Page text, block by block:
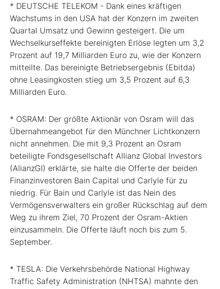
* DEUTSCHE TELEKOM - Dank eines kräftigen
Wachstums in den USA hat der Konzern im zweiten
Quartal Umsatz und Gewinn gesteigert. Die um
Wechselkurseffekte bereinigten Erlöse legten um 3,2
Prozent auf 19,7 Milliarden Euro zu, wie der Konzern
mitteilte. Das bereinigte Betriebsergebnis (Ebitda)
ohne Leasingkosten stieg um 3,5 Prozent auf 6,3
Milliarden Euro.
* OSRAM: Der größte Aktionär von Osram will das
Übernahmeangebot für den Münchner Lichtkonzern
nicht annehmen. Die mit 9,3 Prozent an Osram
beteiligte Fondsgesellschaft Allianz Global Investors
(AlianzGI) erklärte, sie halte die Offerte der beiden
Finanzinvestoren Bain Capital und Carlyle für zu
niedrig. Für Bain und Carlyle ist das Nein des
Vermögensverwalters ein großer Rückschlag auf dem
Weg zu ihrem Ziel, 70 Prozent der Osram-Aktien
einzusammeln. Die Offerte läuft noch bis zum 5.
September.
* TESLA: Die Verkehrsbehörde National Highway
Traffic Safety Administration (NHTSA) mahnte den